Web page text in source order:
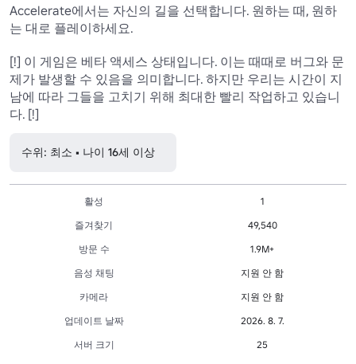
Accelerate에서는 자신의 길을 선택합니다. 원하는 때, 원하
는 대로 플레이하세요.
[!] 이 게임은 베타 액세스 상태입니다. 이는 때때로 버그와 문
제가 발생할 수 있음을 의미합니다. 하지만 우리는 시간이 지
남에 따라 그들을 고치기 위해 최대한 빨리 작업하고 있습니
다. [!]
수위: 최소 • 나이 16세 이상
활성
1
즐겨찾기
49,540
방문 수
1.9M+
음성 채팅
지원 안 함
카메라
지원 안 함
업데이트 날짜
2026. 8. 7.
서버 크기
25